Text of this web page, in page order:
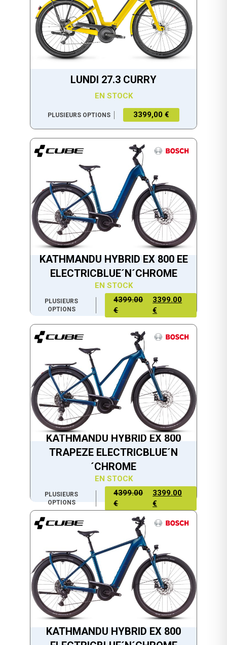
LUNDI 27.3 CURRY
EN STOCK
PLUSIEURS OPTIONS 3399,00 €
KATHMANDU HYBRID EX 800 EE
ELECTRICBLUE´N´CHROME
EN STOCK
PLUSIEURS
OPTIONS
4399.00
€
3399.00
€
KATHMANDU HYBRID EX 800
TRAPEZE ELECTRICBLUE´N
´CHROME
EN STOCK
PLUSIEURS
OPTIONS
4399.00
€
3399.00
€
KATHMANDU HYBRID EX 800